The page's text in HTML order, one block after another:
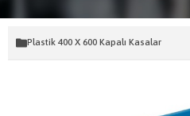
Plastik 400 X 600 Kapalı Kasalar